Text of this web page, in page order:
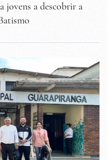
jovens a descobrir a